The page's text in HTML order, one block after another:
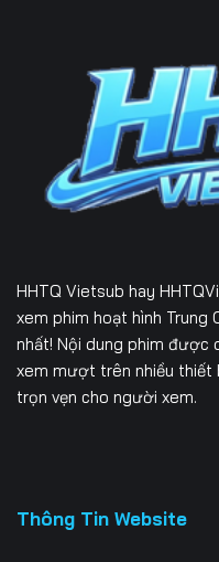
HHTQ Vietsub hay
xem phim hoạt hình
nhất! Nội dung phim được
xem mượt trên nhiều thiết
trọn vẹn cho người xem.
Thông Tin Website